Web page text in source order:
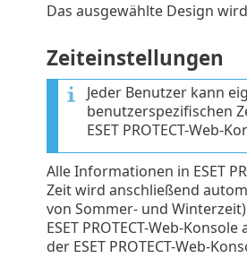
Das ausgewählte Design
Zeiteinstellungen
Jeder Benutzer kann
benutzerspezifischen
ESET PROTECT-Web-
Alle Informationen in ESET
Zeit wird anschließend
von Sommer- und
ESET PROTECT-Web-
der ESET PROTECT-Web-